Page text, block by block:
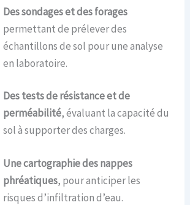
Des sondages etdesforages
permettant de prélever des
échantillons de sol pour une analyse
en laboratoire.
Des tests de résistance et de
perméabilité, évaluant la capacité du
sol à supporter des charges.
Une cartographie des nappes
phréatiques, pour anticiper les
risques d’infiltration d’eau.